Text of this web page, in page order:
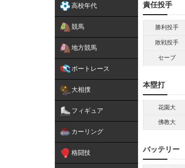
高校年代
競馬
地方競馬
ボートレース
大相撲
フィギュア
カーリング
格闘技
責任投手
勝利投手
敗戦投手
セーブ
本塁打
花園大
佛教大
バッテリー